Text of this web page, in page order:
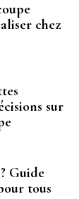
chez
sur
Guide
tous